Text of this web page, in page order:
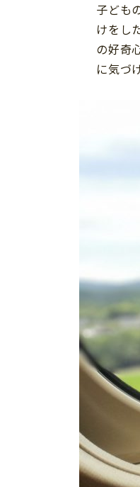
子ども
けをし
の好奇
に気づ